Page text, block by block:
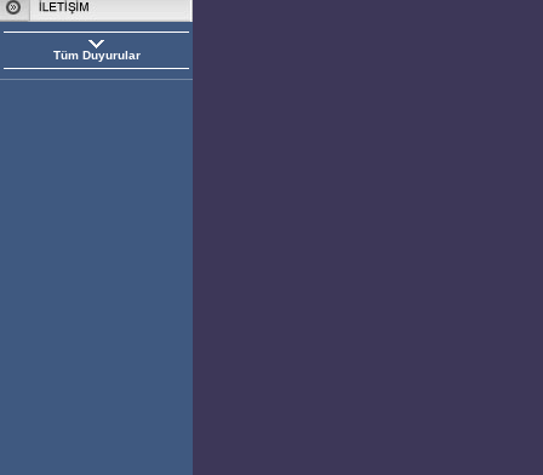
Tüm Duyurular